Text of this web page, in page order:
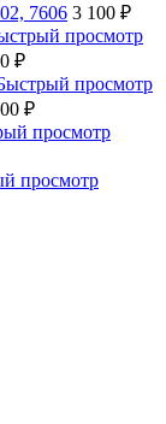
7606 3 100 ₽
просмотр
₽
просмотр
₽
просмотр
просмотр